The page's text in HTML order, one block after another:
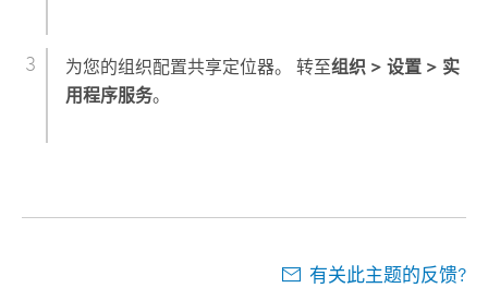
为您的组织配置共享定位器。 转至组织 > 设置 > 实
用程序服务。
有关此主题的反馈?